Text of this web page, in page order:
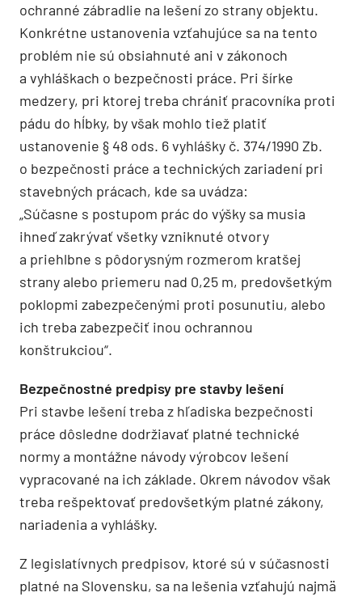
ochranné zábradlie na lešení zo strany objektu.
Konkrétne ustanovenia vzťahujúce sa na tento
problém nie sú obsiahnuté ani v zákonoch
a vyhláškach o bezpečnosti práce. Pri šírke
medzery, pri ktorej treba chrániť pracovníka proti
pádu do hĺbky, by však mohlo tiež platiť
ustanovenie § 48 ods. 6 vyhlášky č. 374/1990 Zb.
o bezpečnosti práce a technických zariadení pri
stavebných prácach, kde sa uvádza:
„Súčasne s postupom prác do výšky sa musia
ihneď zakrývať všetky vzniknuté otvory
a priehlbne s pôdorysným rozmerom kratšej
strany alebo priemeru nad 0,25 m, predovšetkým
poklopmi zabezpečenými proti posunutiu, alebo
ich treba zabezpečiť inou ochrannou
konštrukciou“.
Bezpečnostné predpisy pre stavby lešení
Pri stavbe lešení treba z hľadiska bezpečnosti
práce dôsledne dodržiavať platné technické
normy a montážne návody výrobcov lešení
vypracované na ich základe. Okrem návodov však
treba rešpektovať predovšetkým platné zákony,
nariadenia a vyhlášky.
Z legislatívnych predpisov, ktoré sú v súčasnosti
platné na Slovensku, sa na lešenia vzťahujú najmä